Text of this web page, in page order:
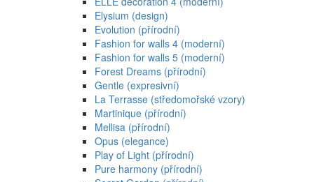
Elysium (design)
Evolution (přírodní)
Fashion for walls 4 (moderní)
Fashion for walls 5 (moderní)
Forest Dreams (přírodní)
Gentle (expresivní)
La Terrasse (středomořské vzory)
Martinique (přírodní)
Mellisa (přírodní)
Opus (elegance)
Play of Light (přírodní)
Pure harmony (přírodní)